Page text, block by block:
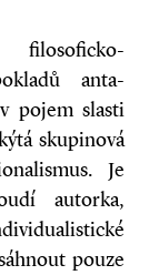
anta­
pojem slasti
skupinová
Je
autorka,
pouze